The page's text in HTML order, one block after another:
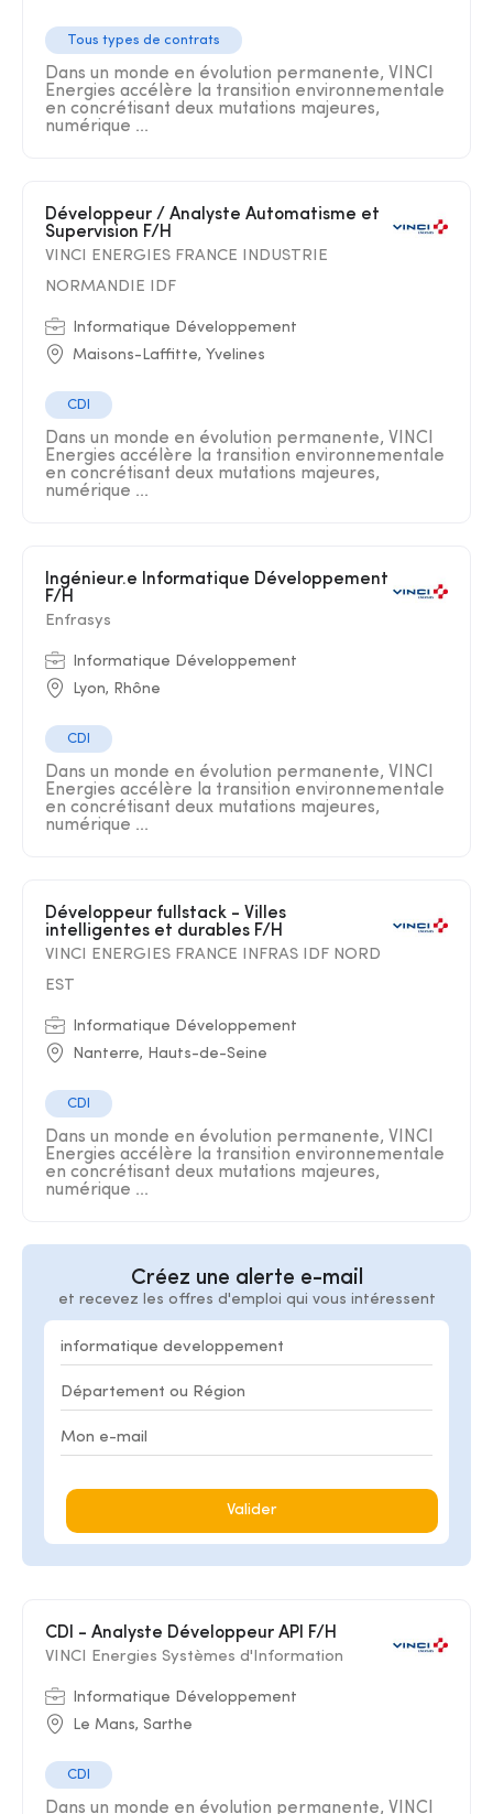
Tous types de contrats
Dans un monde en évolution permanente, VINCI
Energies accélère la transition environnementale
en concrétisant deux mutations majeures,
numérique ...
Développeur / Analyste Automatisme et
Supervision F/H
VINCI ENERGIES FRANCE INDUSTRIE
NORMANDIE IDF
Informatique Développement
Maisons-Laffitte, Yvelines
CDI
Dans un monde en évolution permanente, VINCI
Energies accélère la transition environnementale
en concrétisant deux mutations majeures,
numérique ...
F/H
Enfrasys
Informatique Développement
Lyon, Rhône
CDI
Dans un monde en évolution permanente, VINCI
Energies accélère la transition environnementale
en concrétisant deux mutations majeures,
numérique ...
Développeur fullstack - Villes
intelligentes et durables F/H
VINCI ENERGIES FRANCE INFRAS IDF NORD
EST
Informatique Développement
Nanterre, Hauts-de-Seine
CDI
Dans un monde en évolution permanente, VINCI
Energies accélère la transition environnementale
en concrétisant deux mutations majeures,
numérique ...
Créez une alerte e-mail
et recevez les offres d'emploi qui vous intéressent
Valider
CDI - Analyste Développeur API F/H
VINCI Energies Systèmes d'Information
Informatique Développement
Le Mans, Sarthe
CDI
Dans un monde en évolution permanente, VINCI